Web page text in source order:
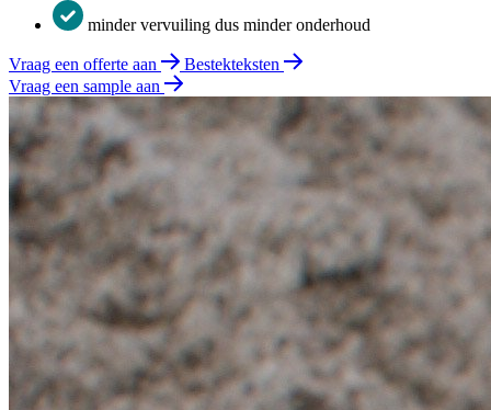
minder vervuiling dus minder onderhoud
Vraag een offerte aan
Bestekteksten
Vraag een sample aan